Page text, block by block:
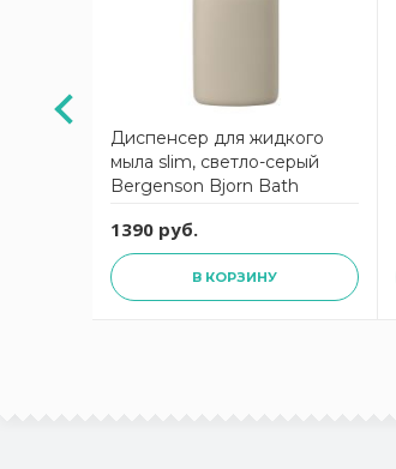
Диспенсер для жидкого
мыла slim, светло-серый
Bergenson Bjorn Bath
1390 руб.
В КОРЗИНУ